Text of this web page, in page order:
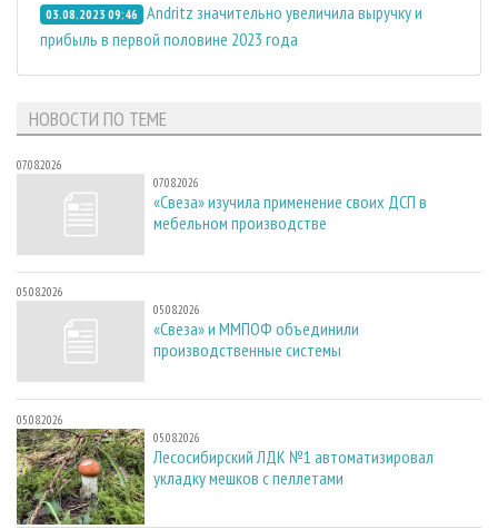
03.08.2023 09:46 Andritz значительно увеличила выручку и
прибыль в первой половине 2023 года
НОВОСТИ ПО ТЕМЕ
07.08.2026
07.08.2026
«Свеза» изучила применение своих ДСП в
мебельном производстве
05.08.2026
05.08.2026
«Свеза» и ММПОФ объединили
производственные системы
05.08.2026
05.08.2026
Лесосибирский ЛДК №1 автоматизировал
укладку мешков с пеллетами